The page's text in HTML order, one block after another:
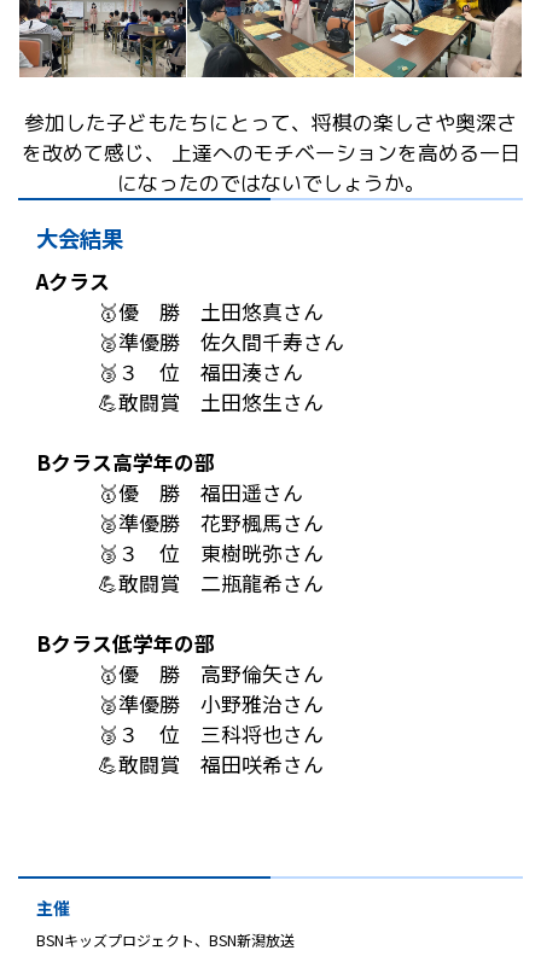
参加した子どもたちにとって、将棋の楽しさや奥深さ
を改めて感じ、
上達へのモチベーションを高める一日
になったのではないでしょうか。
大会結果
Aクラス
🥇優 勝 土田悠真さん
🥈準優勝 佐久間千寿さん
🥉３ 位 福田湊さん
💪敢闘賞 土田悠生さん
Bクラス高学年の部
🥇優 勝 福田遥さん
🥈準優勝 花野楓馬さん
🥉３ 位 東樹晄弥さん
💪敢闘賞 二瓶龍希さん
Bクラス低学年の部
🥇優 勝 高野倫矢さん
🥈準優勝 小野雅治さん
🥉３ 位 三科将也さん
💪敢闘賞 福田咲希さん
主催
BSNキッズプロジェクト、BSN新潟放送